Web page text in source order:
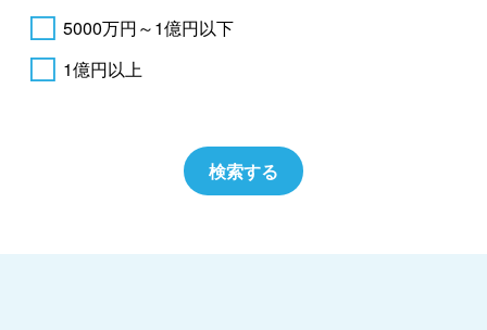
5000万円～1億円以下
1億円以上